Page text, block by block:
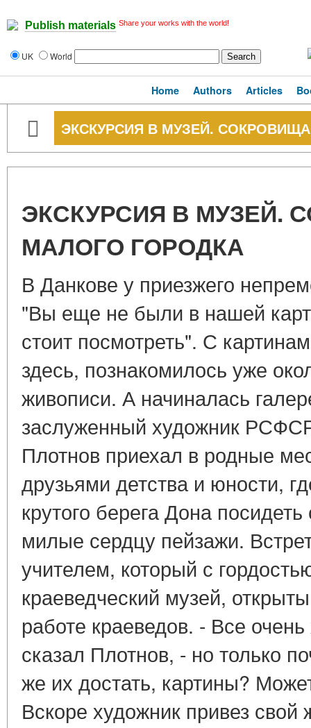
Publish materials Share your works with the world!
UK World
Home Authors Articles
ЭКСКУРСИЯ В МУЗЕЙ.
ЭКСКУРСИЯ В МУЗЕЙ.
МАЛОГО ГОРОДКА
В Данкове у приезжего
"Вы еще не были в нашей
стоит посмотреть". С
здесь, познакомилось уже
живописи. А начиналась
заслуженный художник
Плотнов приехал в родные
друзьями детства и юности,
крутого берега Дона
милые сердцу пейзажи.
учителем, который с
краеведческий музей,
работе краеведов. - Все
сказал Плотнов, - но только
же их достать, картины?
Вскоре художник привез